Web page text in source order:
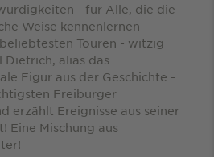
- für Alle, die die
Weise kennenlernen
Touren - witzig
alias das
Figur aus der Geschichte -
Freiburger
erzählt Ereignisse aus seiner
Eine Mischung aus